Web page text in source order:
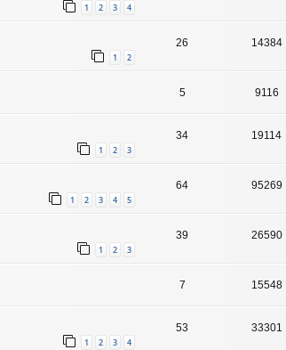
1 2 3 4
1 2
26 14384
5 9116
1 2 3
34 19114
1 2 3 4 5
64 95269
1 2 3
39 26590
7 15548
1 2 3 4
53 33301